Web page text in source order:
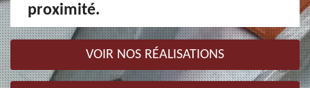
proximité.
VOIR NOS RÉALISATIONS